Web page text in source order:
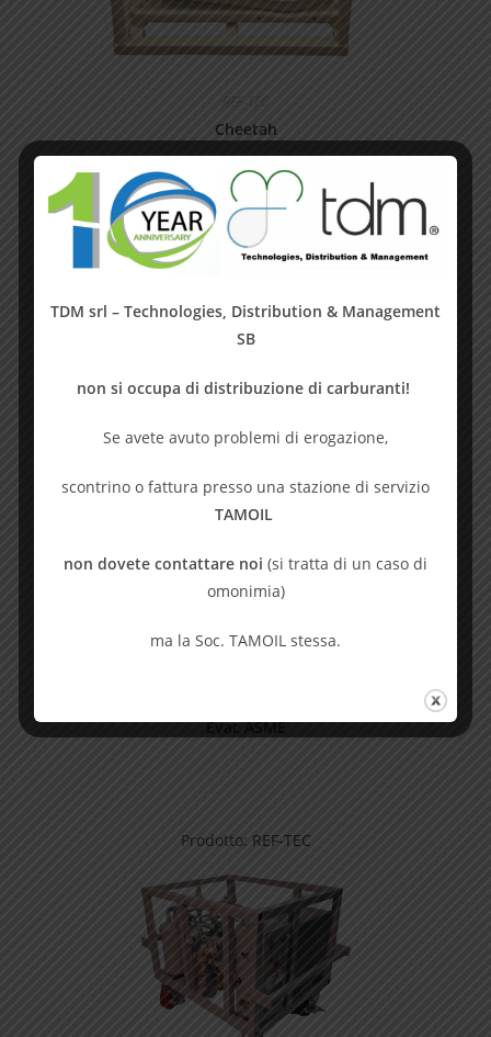
REF-TEC
Cheetah
Prodotto:REF-TEC
Evac ASME
Prodotto: REF-TEC
TDM srl – Technologies, Distribution & Management
SB
non si occupa di distribuzione di carburanti!
Se avete avuto problemi di erogazione,
scontrino o fattura presso una stazione di servizio
TAMOIL
non dovete contattare noi (si tratta di un caso di
omonimia)
ma la Soc. TAMOIL stessa.